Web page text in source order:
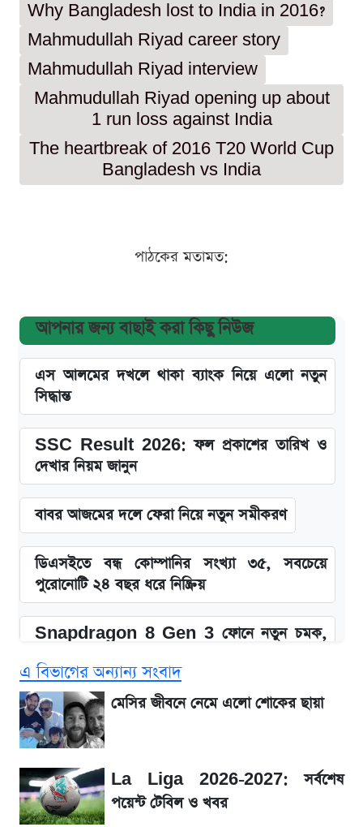
Why Bangladesh lost to India in 2016?
Mahmudullah Riyad career story
Mahmudullah Riyad interview
Mahmudullah Riyad opening up about
1 run loss against India
The heartbreak of 2016 T20 World Cup
Bangladesh vs India
পাঠকের মতামত:
আপনার জন্য বাছাই করা কিছু নিউজ
এস আলমের দখলে থাকা ব্যাংক নিয়ে এলো নতুন
সিদ্ধান্ত
SSC Result 2026: ফল প্রকাশের তারিখ ও
দেখার নিয়ম জানুন
বাবর আজমের দলে ফেরা নিয়ে নতুন সমীকরণ
ডিএসইতে বন্ধ কোম্পানির সংখ্যা ৩৫, সবচেয়ে
পুরোনোটি ২৪ বছর ধরে নিষ্ক্রিয়
Snapdragon 8 Gen 3 ফোনে নতুন চমক,
SSC Result 2026: যে ৩ উপায়ে জানা যাবে
ফল
১৮০ দিনের মূল্যায়ন শেষে মন্ত্রিসভায় পরিবর্তন
জেনে নিন আজকের সোনা ও রুপার সর্বশেষ দাম
এ বিভাগের অন্যান্য সংবাদ
মেসির জীবনে নেমে এলো শোকের ছায়া
La Liga 2026-2027: সর্বশেষ
পয়েন্ট টেবিল ও খবর